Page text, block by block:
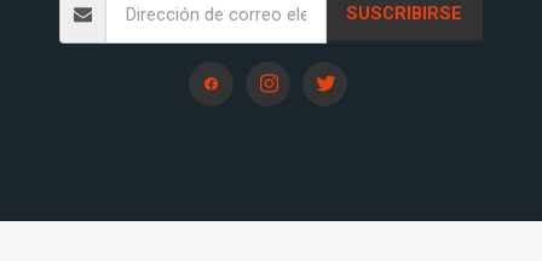
SUSCRIBIRSE